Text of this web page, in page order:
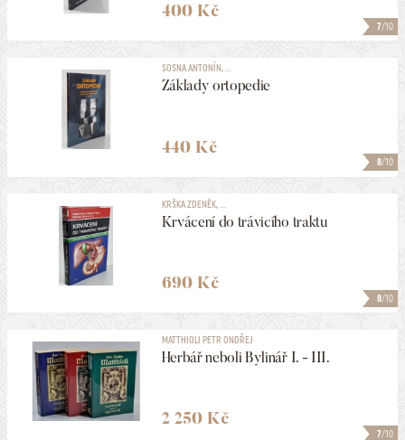
7/10
400 Kč
8/10
SOSNA ANTONÍN, ...
Základy ortopedie
440 Kč
8/10
KRŠKA ZDENĚK, ...
Krvácení do trávicího traktu
690 Kč
7/10
MATTHIOLI PETR ONDŘEJ
Herbář neboli Bylinář I. - III.
2 250 Kč